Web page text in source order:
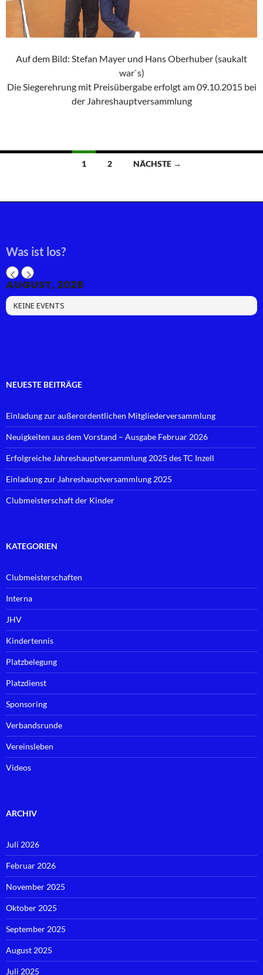
Auf dem Bild: Stefan Mayer und Hans Oberhuber (saukalt
war`s)
Die Siegerehrung mit Preisübergabe erfolgt am 09.10.2015 bei
der Jahreshauptversammlung
Beitragsnavigation
1 2 NÄCHSTE →
Was ist los?
AUGUST, 2026
KEINE EVENTS
NEUESTE BEITRÄGE
Einladung zur außerordentlichen Mitgliederversammlung
Neuigkeiten aus dem Vorstand – Ausgabe Februar 2026
Erfolgreiche Jahreshauptversammlung 2025 des TC Inzell
Einladung zur Jahreshauptversammlung 2025
Clubmeisterschaft der Kinder
KATEGORIEN
Clubmeisterschaften
Interna
JHV
Kindertennis
Platzbelegung
Platzdienst
Sponsoring
Verbandsrunde
Vereinsleben
Videos
ARCHIV
Juli 2026
Februar 2026
November 2025
Oktober 2025
September 2025
August 2025
Juli 2025